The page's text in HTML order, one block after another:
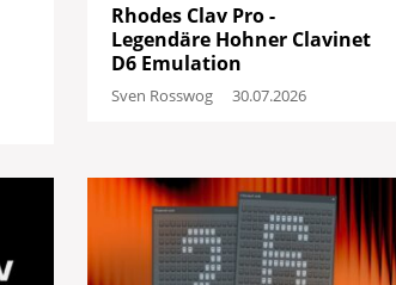
Rhodes Clav Pro -
Legendäre Hohner Clavinet
D6 Emulation
Sven Rosswog 30.07.2026